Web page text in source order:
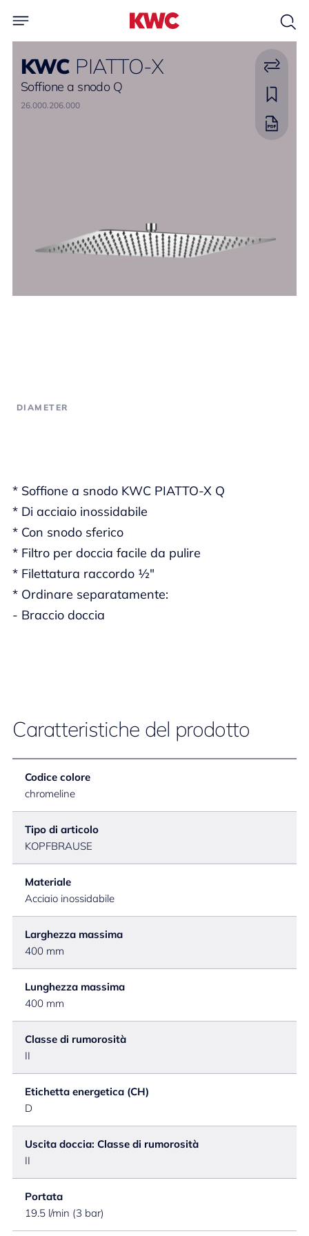
KWC PIATTO-X
Soffione a snodo Q
26.000.206.000
* Soffione a snodo KWC PIATTO-X Q
* Di acciaio inossidabile
* Con snodo sferico
* Filtro per doccia facile da pulire
* Filettatura raccordo ½"
* Ordinare separatamente:
- Braccio doccia
DIAMETER
Caratteristiche del prodotto
Codice colore
chromeline
Tipo di articolo
KOPFBRAUSE
Materiale
Acciaio inossidabile
Larghezza massima
400 mm
Lunghezza massima
400 mm
Classe di rumorosità
II
Etichetta energetica (CH)
D
Uscita doccia: Classe di rumorosità
II
Portata
19.5 l/min (3 bar)